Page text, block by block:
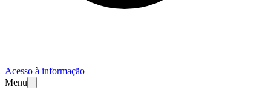
Acesso à informação
Menu